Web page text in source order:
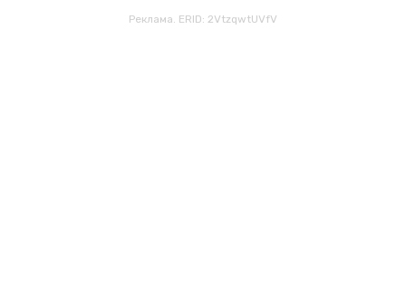
Реклама. ERID: 2VtzqwtUVfV